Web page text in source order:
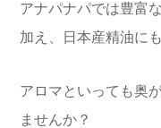
アナパナパでは豊富
加え、日本産精油に
アロマといっても奥
ませんか？